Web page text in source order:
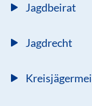
Jagdbeirat
Jagdrecht